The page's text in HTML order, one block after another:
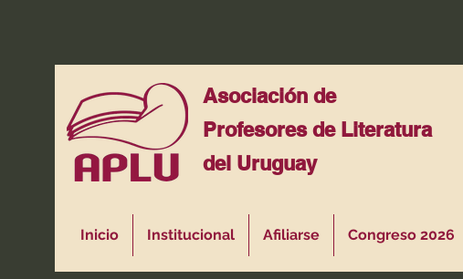
Asociación de
Profesores de Literatura
del Uruguay
Inicio Institucional Afiliarse Congreso 2026